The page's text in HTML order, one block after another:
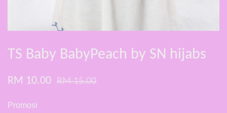
TS Baby BabyPeach by SN hijabs
RM 10.00 RM 15.00
Promosi